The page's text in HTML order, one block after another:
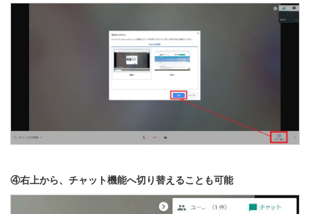
④右上から、チャット機能へ切り替えることも可能